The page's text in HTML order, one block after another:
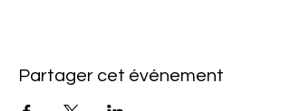
Partager cet événement